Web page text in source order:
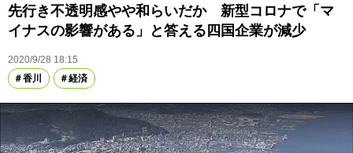
先行き不透明感やや和らいだか 新型コロナで「マ
イナスの影響がある」と答える四国企業が減少
2020/9/28 18:15
香川
経済